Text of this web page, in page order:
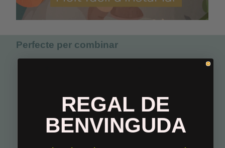
Perfecte per combinar
REGAL DE
BENVINGUDA